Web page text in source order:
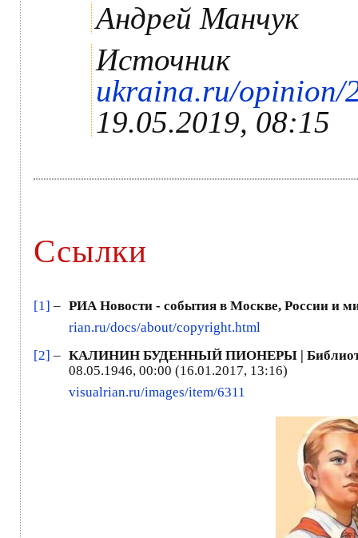
Андрей Манчук
Источник
ukraina.ru/opinion/
19.05.2019, 08:15
Ссылки
[1] – РИА Новости - события в Москве, России и
rian.ru/docs/about/copyright.html
[2] – КАЛИНИН БУДЕННЫЙ ПИОНЕРЫ |
08.05.1946, 00:00 (16.01.2017, 13:16)
visualrian.ru/images/item/6311